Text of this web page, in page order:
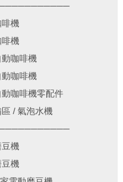
機
機
咖啡機
咖啡機
咖啡機零配件
/ 氣泡水機
機
機